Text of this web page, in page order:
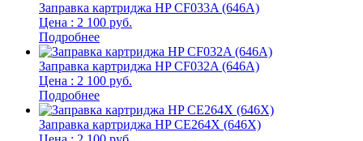
Заправка картриджа HP CF033A (646A)
Цена : 2 100 руб.
Подробнее
Заправка картриджа HP CF032A (646A)
Цена : 2 100 руб.
Подробнее
Заправка картриджа HP CE264X (646X)